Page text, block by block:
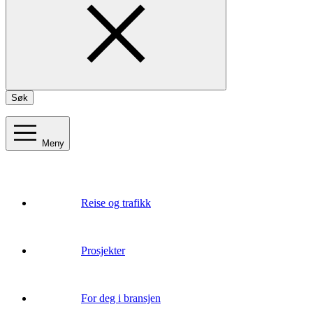
Søk
Meny
Reise og trafikk
Prosjekter
For deg i bransjen